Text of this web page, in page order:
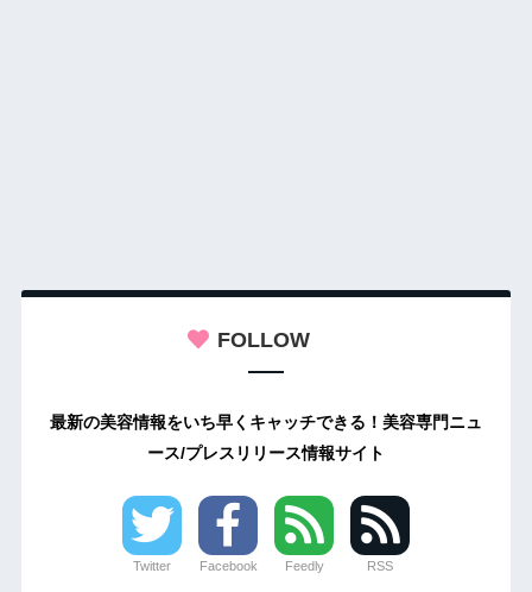
FOLLOW
最新の美容情報をいち早くキャッチできる！美容専門ニュ
ース/プレスリリース情報サイト
Twitter Facebook Feedly RSS